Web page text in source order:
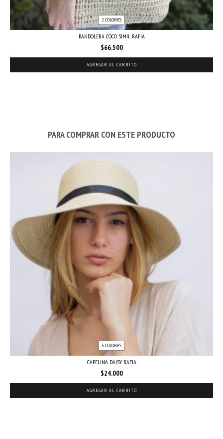
2 COLORES
BANDOLERA COCO SIMIL RAFIA
$66.500
AGREGAR AL CARRITO
PARA COMPRAR CON ESTE PRODUCTO
3 COLORES
CAPELINA DAISY RAFIA
$24.000
AGREGAR AL CARRITO